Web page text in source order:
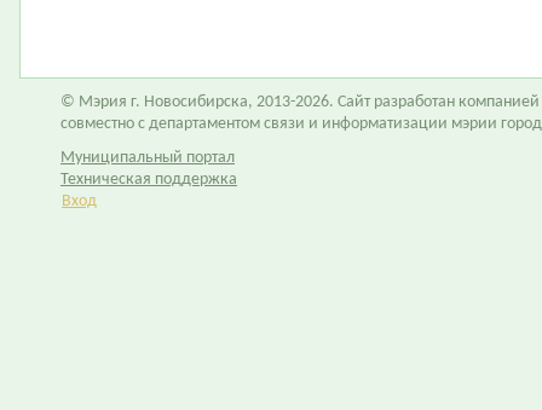
© Мэрия г. Новосибирска, 2013-2026. Сайт разработан компанией
совместно с департаментом связи и информатизации мэрии
Муниципальный портал
Техническая поддержка
Вход